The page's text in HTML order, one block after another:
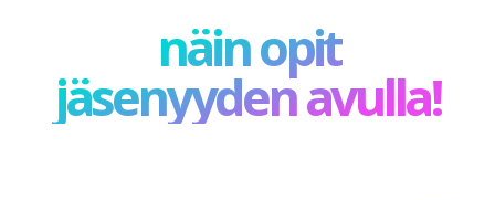
näin opit
jäsenyyden avulla!